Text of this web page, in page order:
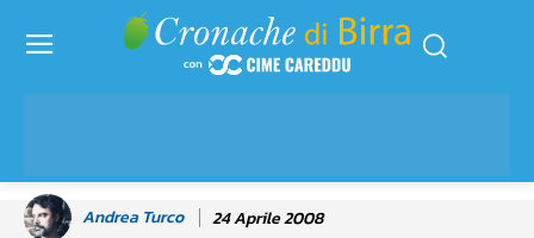
Andrea Turco 24 Aprile 2008